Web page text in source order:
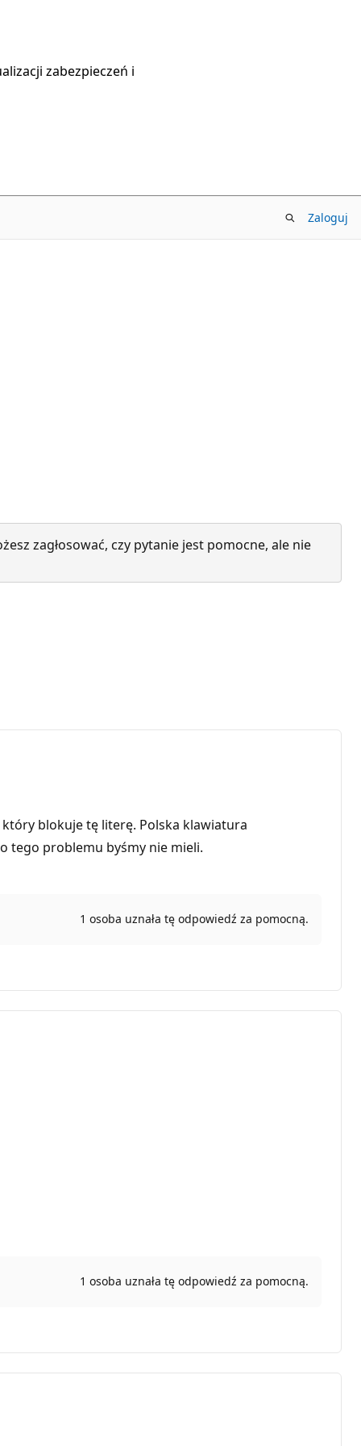
zabezpieczeń i
Zaloguj
zagłosować, czy pytanie jest pomocne, ale nie
blokuje tę literę. Polska klawiatura
tego problemu byśmy nie mieli.
1 osoba uznała tę odpowiedź za pomocną.
1 osoba uznała tę odpowiedź za pomocną.